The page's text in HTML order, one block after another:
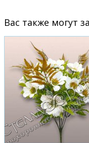
Вас также могут